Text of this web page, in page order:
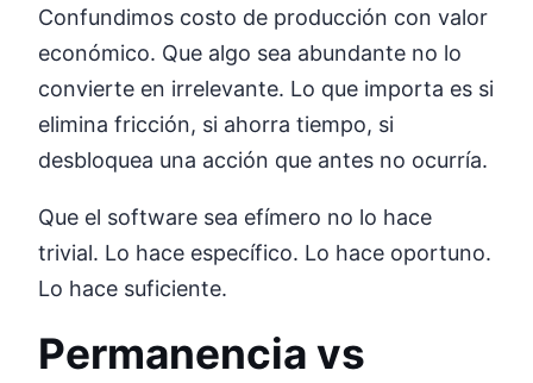
Confundimos costo de producción con valor
económico. Que algo sea abundante no lo
convierte en irrelevante. Lo que importa es si
elimina fricción, si ahorra tiempo, si
desbloquea una acción que antes no ocurría.
Que el software sea efímero no lo hace
trivial. Lo hace específico. Lo hace oportuno.
Lo hace suficiente.
Permanencia vs